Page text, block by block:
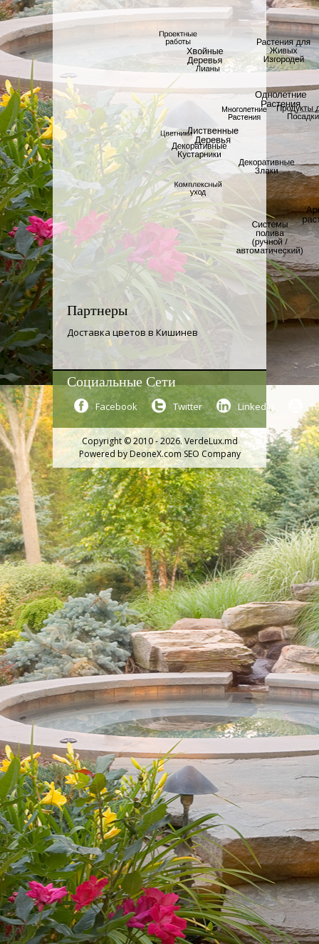
Партнеры
Доставка цветов в Кишинев
Социальные Сети
Facebook Twitter LinkedIn
Copyright © 2010 - 2026. VerdeLux.md
Powered byDeoneX.com SEO Company